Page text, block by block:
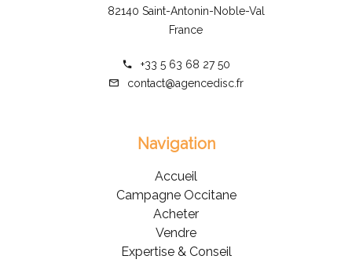
82140 Saint-Antonin-Noble-Val
France
+33 5 63 68 27 50
contact@agencedisc.fr
Navigation
Accueil
Campagne Occitane
Acheter
Vendre
Expertise & Conseil